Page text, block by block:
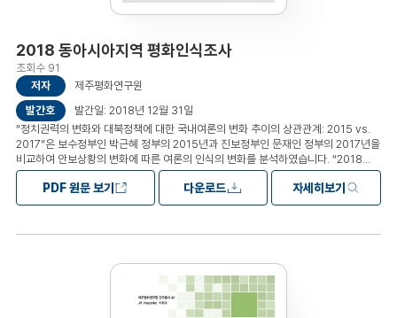
2018 동아시아지역 평화인식조사
조회수 91
저자
제주평화연구원
발간호
발간일: 2018년 12월 31일
“정치권력의 변화와 대북정책에 대한 국내여론의 변화 추이의 상관관계: 2015 vs.
2017”은 보수정부인 박근혜 정부의 2015년과 진보정부인 문재인 정부의 2017년을
비교하여 안보상황의 변화에 따른 여론의 인식의 변화를 분석하였습니다. “2018
제주포럼에 나타난 역내 엘리트의 인식”은 한반도 위기가 고조되었던 2017년의
제12회 제주포럼과 2차례의 남북정상회담과 사상 최초의 북미정상회담이 있은
이후에 개최된 2018년 제13회 제주포럼의 결과자료를 비교분석하여 한반도 정세의
“아시아유럽정상회의(ASEM)를 통해 본 정치지도자들의 관심사와 변화의 추이”는
최고 정치지도자들이 국제질서에 대한 관심과 그 변화의 추이가 어디로 수렴되고
있는지를 알아보았습니다.제1장 정치권력의 변화와 대북정책에 대한 국내여론의
변화 추이의 상관관계: 2015 vs. 2017 제2장 2018 제주포럼에 나타난 역내
엘리트의 인식 제3장 아시아유럽정상회의(ASEM)를 통해 본 정치지도자들의
PDF 원문 보기 다운로드 자세히보기